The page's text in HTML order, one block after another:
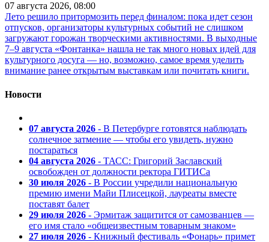
07 августа 2026, 08:00
Лето решило притормозить перед финалом: пока идет сезон
отпусков, организаторы культурных событий не слишком
загружают горожан творческими активностями. В выходные
7–9 августа «Фонтанка» нашла не так много новых идей для
культурного досуга — но, возможно, самое время уделить
внимание ранее открытым выставкам или почитать книги.
Новости
07 августа 2026 - В Петербурге готовятся наблюдать
солнечное затмение — чтобы его увидеть, нужно
постараться
04 августа 2026 - ТАСС: Григорий Заславский
освобожден от должности ректора ГИТИСа
30 июля 2026 - В России учредили национальную
премию имени Майи Плисецкой, лауреаты вместе
поставят балет
29 июля 2026 - Эрмитаж защитится от самозванцев —
его имя стало «общеизвестным товарным знаком»
27 июля 2026 - Книжный фестиваль «Фонарь» примет